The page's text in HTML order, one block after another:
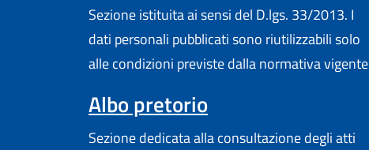
Sezione istituita ai sensi del D.lgs. 33/2013. I
dati personali pubblicati sono riutilizzabili solo
alle condizioni previste dalla normativa vigente
Albo pretorio
Sezione dedicata alla consultazione degli atti